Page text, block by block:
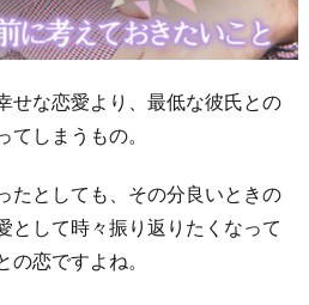
せな恋愛より、最低な彼氏との
しまうもの。
たとしても、その分良いときの
として時々振り返りたくなって
の恋ですよね。